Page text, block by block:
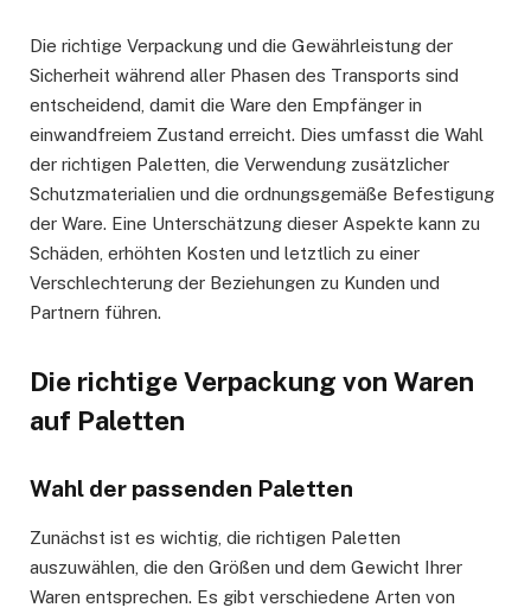
Die richtige Verpackung und die Gewährleistung der
Sicherheit während aller Phasen des Transports sind
entscheidend, damit die Ware den Empfänger in
einwandfreiem Zustand erreicht. Dies umfasst die Wahl
der richtigen Paletten, die Verwendung zusätzlicher
Schutzmaterialien und die ordnungsgemäße Befestigung
der Ware. Eine Unterschätzung dieser Aspekte kann zu
Schäden, erhöhten Kosten und letztlich zu einer
Verschlechterung der Beziehungen zu Kunden und
Partnern führen.
Die richtige Verpackung von Waren
auf Paletten
Wahl der passenden Paletten
Zunächst ist es wichtig, die richtigen Paletten
auszuwählen, die den Größen und dem Gewicht Ihrer
Waren entsprechen. Es gibt verschiedene Arten von